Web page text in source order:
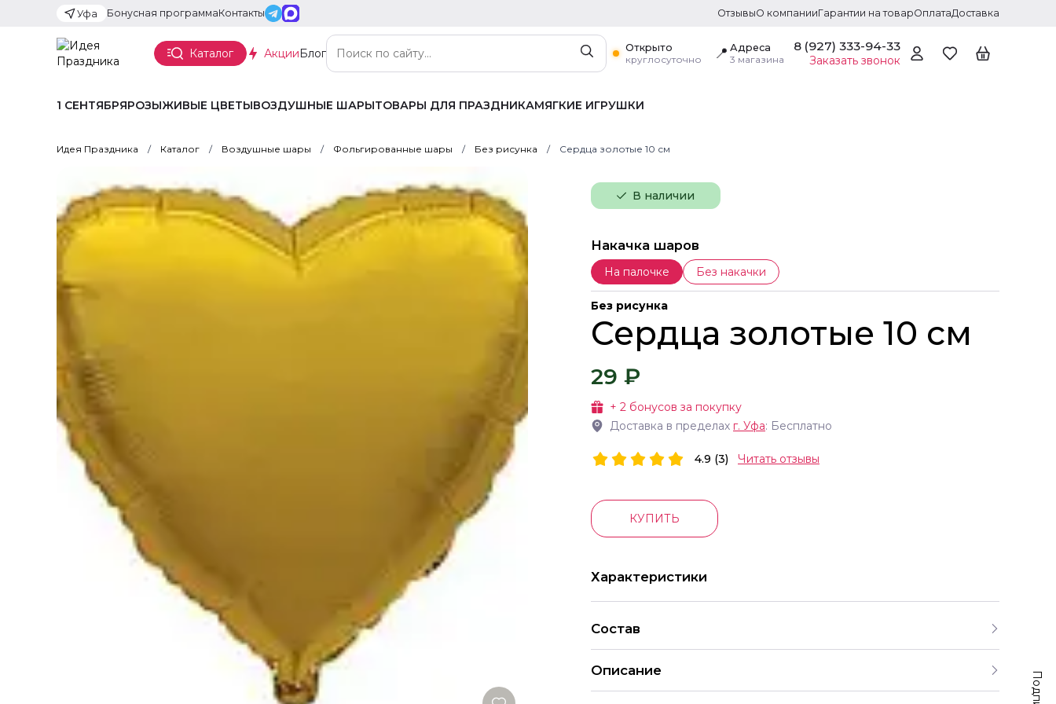
Уфа Бонусная программаКонтакты ОтзывыО компанииГарантии на товарОплатаДоставка
Каталог АкцииБлог
Открыто
круглосуточно
📍 Адреса
3 магазина
8 (927) 333-94-33
Заказать звонок
1 СЕНТЯБРЯРОЗЫЖИВЫЕ ЦВЕТЫВОЗДУШНЫЕ ШАРЫТОВАРЫ ДЛЯ ПРАЗДНИКАМЯГКИЕ ИГРУШКИ
Идея Праздника Каталог Воздушные шары Фольгированные шары Без рисунка Сердца золотые 10 см
В наличии
Накачка шаров
На палочке Без накачки
Без рисунка
Сердца золотые 10 см
29 ₽
+ 2 бонусов за покупку
Доставка в пределах г. Уфа: Бесплатно
4.9 (3) Читать отзывы
КУПИТЬ
Характеристики
Состав
Описание